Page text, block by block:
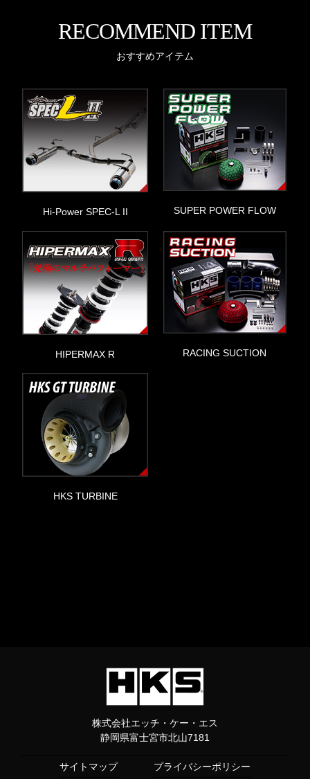
RECOMMEND ITEM
おすすめアイテム
Hi-Power SPEC-L II SUPER POWER FLOW
HIPERMAX R RACING SUCTION
HKS TURBINE
株式会社エッチ・ケー・エス
静岡県富士宮市北山7181
サイトマップ プライバシーポリシー